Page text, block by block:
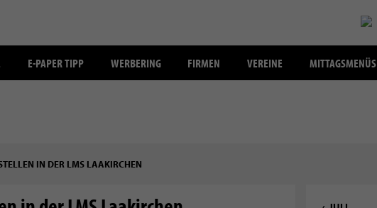
E-PAPER TIPP WERBERING FIRMEN VEREINE MITTAGSMENÜS
IN DER LMS LAAKIRCHEN